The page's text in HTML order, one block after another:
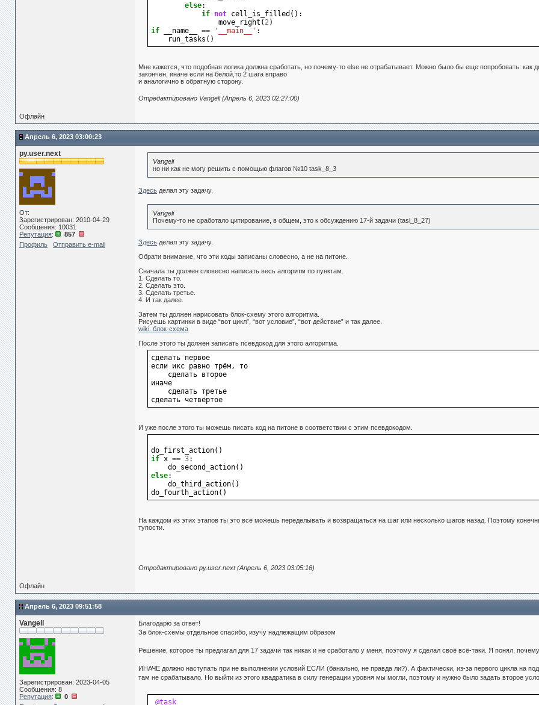
else:
if not cell_is_filled ():
move_right ( 2)
if
__name__ == '__main__' :
run_tasks ()
Мне кажется, что подобная логика должна сработать, но почему-то else не отрабатывает. Можно было бы еще попробовать:
закончен, иначе если на белой,то 2 шага вправо
и аналогично в обратную сторону.
Отредактировано Vangeli (Апрель 6, 2023 02:27:00)
Офлайн
Апрель 6, 2023 03:00:23
py.user.next
От:
Зарегистрирован: 2010-04-29
Сообщения: 10031
Репутация:
857
Профиль
Отправить e-mail
Vangeli
но ни как не могу решить с помощью флагов №10 task_8_3
Здесь делал эту задачу.
Vangeli
Почему-то не сработало цитирование, в общем, это к обсуждению 17-й задачи (tasl_8_27)
Здесь делал эту задачу.
Обрати внимание, что эти коды записаны словесно, а не на питоне.
Сначала ты должен словесно написать весь алгоритм по пунктам.
1. Сделать то.
2. Сделать это.
3. Сделать третье.
4. И так далее.
Затем ты должен нарисовать блок-схему этого алгоритма.
Рисуешь картинки в виде “вот цикл”, “вот условие”, “вот действие” и так далее.
wiki. блок-схема
После этого ты должен записать псевдокод для этого алгоритма.
сделать первое
если икс равно трём, то
    сделать второе
иначе
    сделать третье
сделать четвёртое
И уже после этого ты можешь писать код на питоне в соответствии с этим псевдокодом.
do_first_action()
if x == 3:
do_second_action()
else:
do_third_action()
do_fourth_action()
На каждом из этих этапов ты это всё можешь переделывать и возвращаться на шаг или несколько шагов назад. Поэтому
тупости.
Отредактировано py.user.next (Апрель 6, 2023 03:05:16)
Офлайн
Апрель 6, 2023 09:51:58
Vangeli
Зарегистрирован: 2023-04-05
Сообщения: 8
Репутация:
0
Благодарю за ответ!
За блок-схемы отдельное спасибо, изучу надлежащим образом
Решение, которое ты предлагал для 17 задачи так никак и не сработало у меня, поэтому я сделал своё всё-таки. Я понял,
ИНАЧЕ должно наступать при не выполнении условий ЕСЛИ (банально, не правда ли?). А фактически, из-за первого цикла на
там не срабатывало. Но выйти из этого квадратика в силу генерации уровня мы могли, поэтому и нужно было задать второе
@task